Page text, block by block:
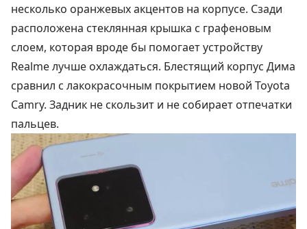
несколько оранжевых акцентов на корпусе. Сзади
расположена стеклянная крышка с графеновым
слоем, которая вроде бы помогает устройству
Realme лучше охлаждаться. Блестящий корпус Дима
сравнил с лакокрасочным покрытием новой Toyota
Camry. Задник не скользит и не собирает отпечатки
пальцев.